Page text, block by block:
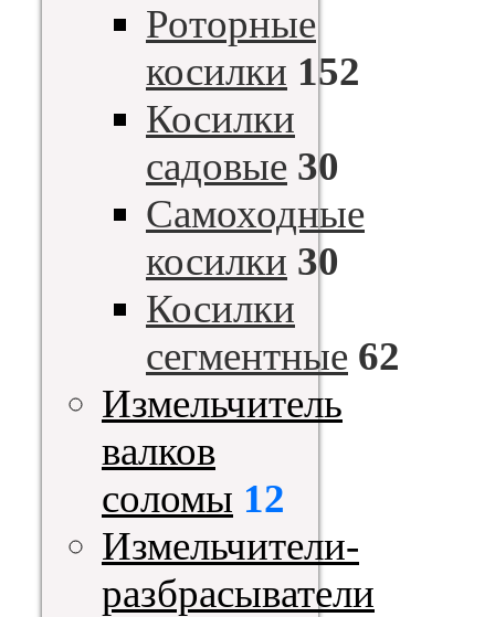
Роторные
косилки 152
Косилки
садовые 30
Самоходные
косилки 30
Косилки
сегментные 62
Измельчитель
валков
соломы 12
Измельчители-
разбрасыватели